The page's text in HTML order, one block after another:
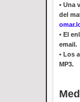
• Una
del
• El
email.
• Los
MP3.